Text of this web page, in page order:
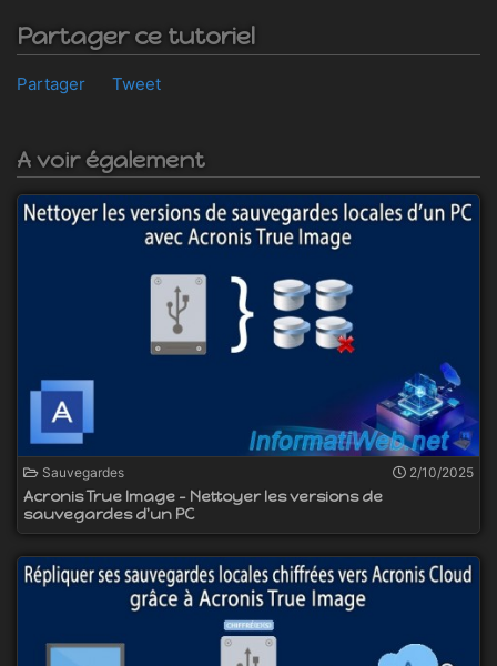
Partager ce tutoriel
Partager Tweet
A voir également
Sauvegardes 2/10/2025
Acronis True Image - Nettoyer les versions de
sauvegardes d'un PC